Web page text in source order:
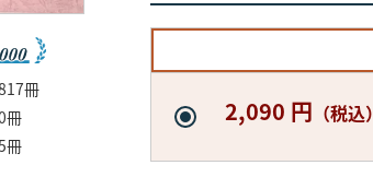
冊
冊
冊
2,090 円 （税込）